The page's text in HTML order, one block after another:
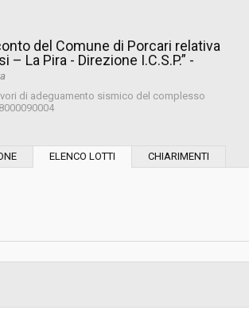
del Comune di Porcari relativa
La Pira - Direzione I.C.S.P.” -
di adeguamento sismico del complesso
Valore stimato della procedura:
ELENCO LOTTI CHIARIMENTI